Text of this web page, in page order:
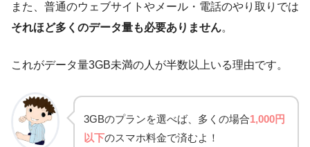
また、普通のウェブサイトやメール・電話のやり取りでは
それほど多くのデータ量も必要ありません。
これがデータ量3GB未満の人が半数以上いる理由です。
3GBのプランを選べば、多くの場合1,000円
以下のスマホ料金で済むよ！